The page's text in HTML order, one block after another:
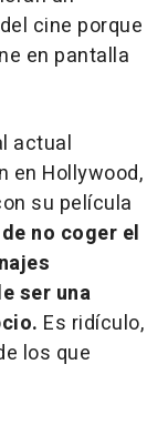
cine porque
en pantalla
actual
en Hollywood,
su película
no coger el
ser una
Es ridículo,
los que